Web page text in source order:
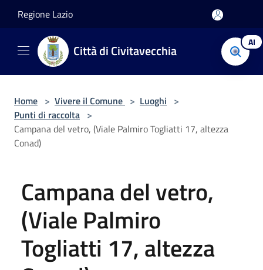
Regione Lazio
Città di Civitavecchia AI
Home > Vivere il Comune > Luoghi >
Punti di raccolta >
Campana del vetro, (Viale Palmiro Togliatti 17, altezza
Conad)
Campana del vetro,
(Viale Palmiro
Togliatti 17, altezza